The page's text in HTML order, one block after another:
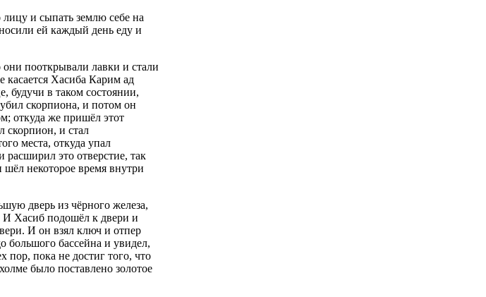
и сыпать землю себе на
ей каждый день еду и
они пооткрывали лавки и стали
касается Хасиба Карим ад
будучи в таком состоянии,
скорпиона, и потом он
откуда же пришёл этот
скорпион, и стал
места, откуда упал
это отверстие, так
некоторое время внутри
дверь из чёрного железа,
И Хасиб подошёл к двери и
И он взял ключ и отпер
большого бассейна и увидел,
пор, пока не достиг того, что
было поставлено золотое